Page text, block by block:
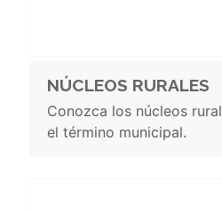
NÚCLEOS RURALES
Conozca los núcleos
el término municipal.